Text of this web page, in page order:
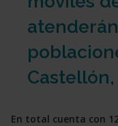
En total cuenta con